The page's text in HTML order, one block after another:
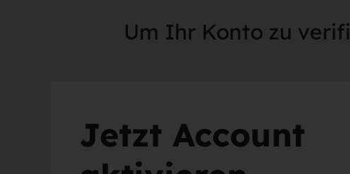
Um Ihr Konto zu
Jetzt Account